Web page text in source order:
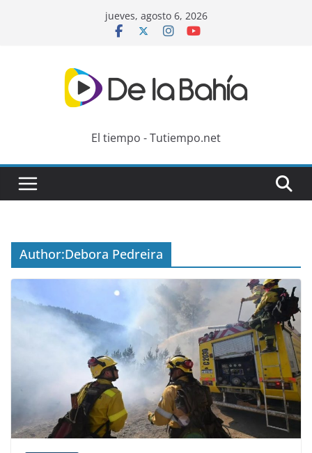
jueves, agosto 6, 2026
El tiempo - Tutiempo.net
Author:Debora Pedreira